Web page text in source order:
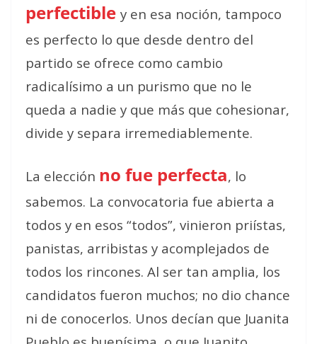
perfectible y en esa noción, tampoco
es perfecto lo que desde dentro del
partido se ofrece como cambio
radicalísimo a un purismo que no le
queda a nadie y que más que cohesionar,
divide y separa irremediablemente.
La elección no fue perfecta, lo
sabemos. La convocatoria fue abierta a
todos y en esos “todos”, vinieron priístas,
panistas, arribistas y acomplejados de
todos los rincones. Al ser tan amplia, los
candidatos fueron muchos; no dio chance
ni de conocerlos. Unos decían que Juanita